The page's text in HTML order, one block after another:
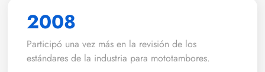
2008
Participó una vez más en la revisión de los
estándares de la industria para mototambores.